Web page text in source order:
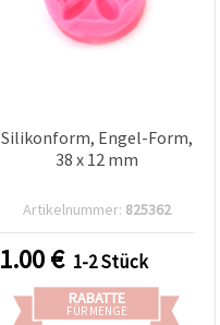
Silikonform, Engel-Form,
38 x 12 mm
Artikelnummer: 825362
1.00€ 1-2 Stück
RABATTE
FÜR MENGE